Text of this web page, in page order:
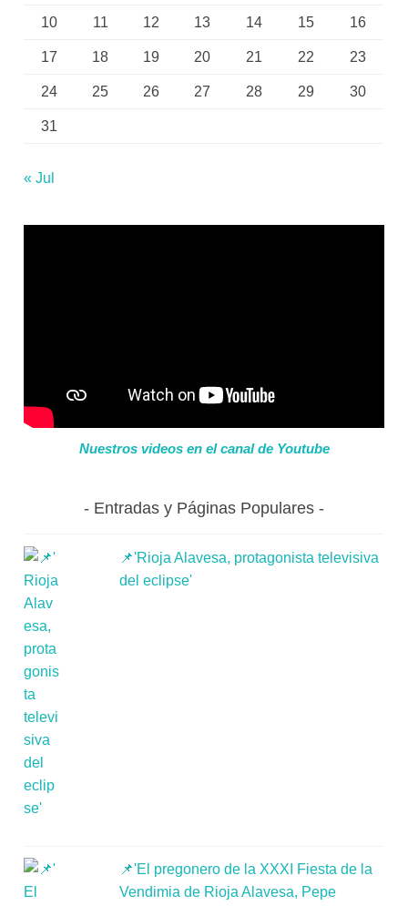
10 11 12 13 14 15 16
17 18 19 20 21 22 23
24 25 26 27 28 29 30
31
« Jul
Nuestros videos en el canal de Youtube
Entradas y Páginas Populares
📌'Rioja Alavesa, protagonista televisiva
del eclipse'
📌'El pregonero de la XXXI Fiesta de la
Vendimia de Rioja Alavesa, Pepe